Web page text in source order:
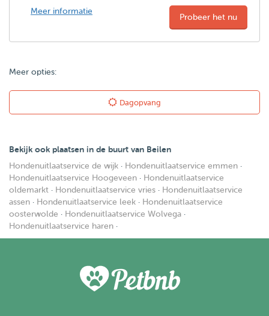
Meer informatie
Probeer het nu
Meer opties:
Dagopvang
Bekijk ook plaatsen in de buurt van Beilen
Hondenuitlaatservice de wijk · Hondenuitlaatservice emmen ·
Hondenuitlaatservice Hoogeveen · Hondenuitlaatservice
oldemarkt · Hondenuitlaatservice vries · Hondenuitlaatservice
assen · Hondenuitlaatservice leek · Hondenuitlaatservice
oosterwolde · Hondenuitlaatservice Wolvega ·
Hondenuitlaatservice haren ·